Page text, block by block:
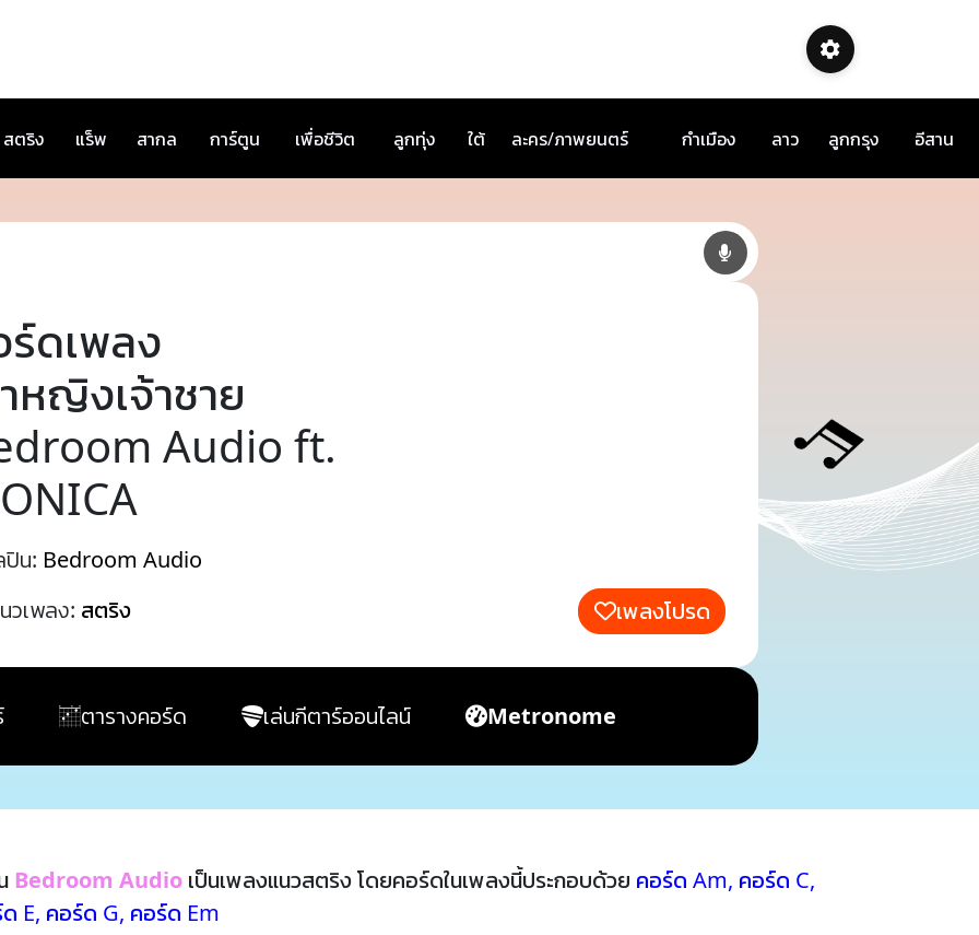
สตริง แร็พ สากล การ์ตูน เพื่อชีวิต ลูกทุ่ง ใต้ ละคร/ภาพยนตร์ กำเมือง ลาว ลูกกรุง อีสาน
ดเพลง
หญิงเจ้าชาย
Audio ft.
น: Bedroom Audio
วเพลง: สตริง เพลงโปรด
ตารางคอร์ด เล่นกีตาร์ออนไลน์ Metronome
Bedroom Audio เป็นเพลงแนวสตริง โดยคอร์ดในเพลงนี้ประกอบด้วย คอร์ด Am, คอร์ด C,
E, คอร์ด G, คอร์ด Em